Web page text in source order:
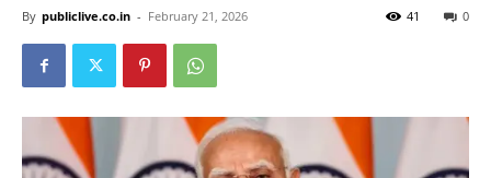
By publiclive.co.in - February 21, 2026 0
41